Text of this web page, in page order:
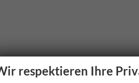
respektieren Ihre